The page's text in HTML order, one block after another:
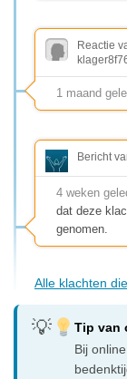
Reactie
1 maand
Bericht
4 weken
dat deze
genomen.
Alle klachten
Tip van
Bij